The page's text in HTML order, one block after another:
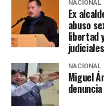
NACIONAL
Ex
abuso
libertad
judiciales
NACIONAL
Miguel